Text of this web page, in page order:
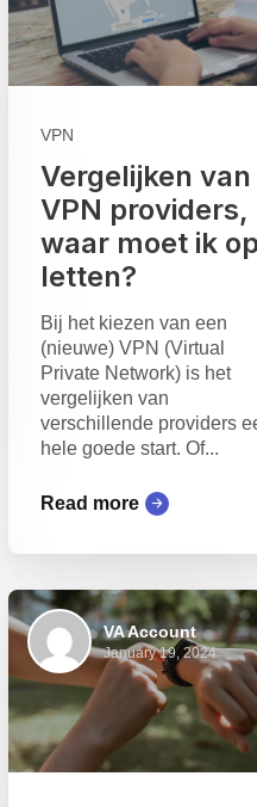
VPN
Vergelijken van
VPN providers,
waar moet ik
letten?
Bij het kiezen van een
(nieuwe) VPN (Virtual
Private Network) is het
vergelijken van
verschillende providers
hele goede start. Of...
Read more
VA Account
January 19, 2024